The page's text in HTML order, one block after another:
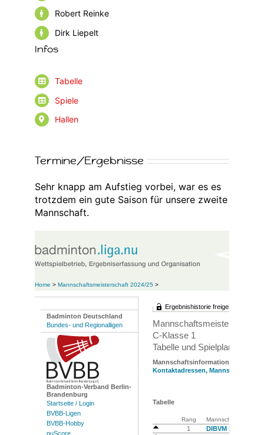
Robert Reinke
Dirk Liepelt
Infos
Tabelle
Spiele
Hallen
Termine/Ergebnisse
Sehr knapp am Aufstieg vorbei, war es es
trotzdem ein gute Saison für unsere zweite
Mannschaft.